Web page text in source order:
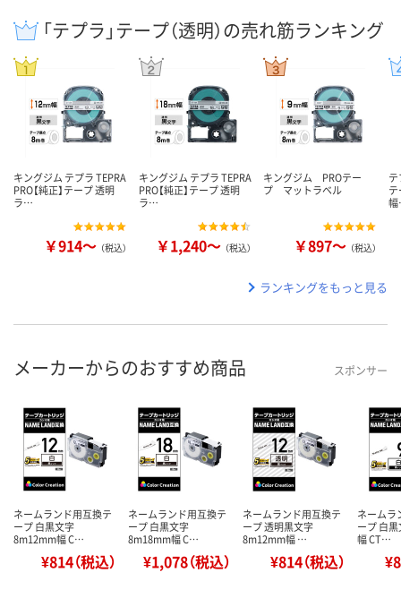
「テプラ」テープ（透明）の売れ筋ランキング
キングジム テプラ TEPRA
PRO【純正】テープ 透明
ラ…
￥914～ （税込）
キングジム テプラ TEPRA
PRO【純正】テープ 透明
ラ…
￥1,240～ （税込）
キングジム PROテー
プ マットラベル
￥897～ （税込）
テ
テ
ランキングをもっと見る
メーカーからのおすすめ商品 スポンサー
ネームランド用互換テ
ープ 白黒文字
8m12mm幅 C…
¥814（税込）
ネームランド用互換テ
ープ 白黒文字
8m18mm幅 C…
¥1,078（税込）
ネームランド用互換テ
ープ 透明黒文字
8m12mm幅 …
¥814（税込）
ネームラ
ープ 白
幅 CT…